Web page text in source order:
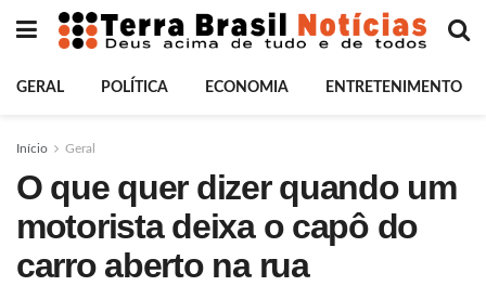
GERAL POLÍTICA ECONOMIA ENTRETENIMENTO
Início Geral
O que quer dizer quando um
motorista deixa o capô do
carro aberto na rua